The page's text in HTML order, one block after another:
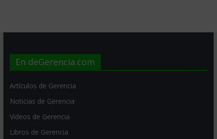
En deGerencia.com
Artículos de Gerencia
Noticias de Gerencia
Videos de Gerencia
Libros de Gerencia